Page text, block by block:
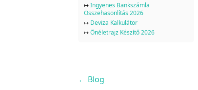
↦Ingyenes Bankszámla
Összehasonlítás 2026
↦ Deviza Kalkulátor
↦Önéletrajz Készítő 2026
← Blog